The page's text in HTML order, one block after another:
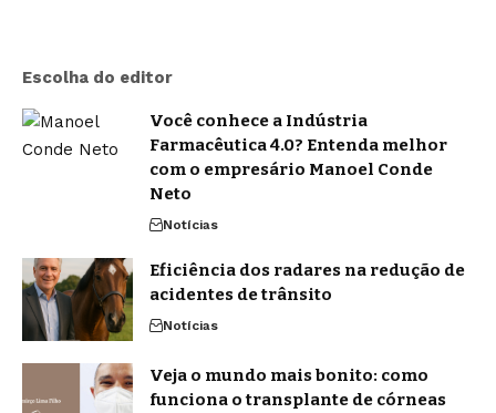
Escolha do editor
Você conhece a Indústria
Farmacêutica 4.0? Entenda melhor
com o empresário Manoel Conde
Neto
Notícias
Eficiência dos radares na redução de
acidentes de trânsito
Notícias
Veja o mundo mais bonito: como
funciona o transplante de córneas